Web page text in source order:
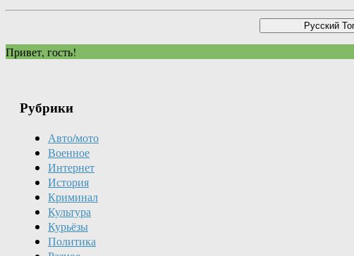
Привет, гость!
Рубрики
Авто/мото
Военное
Интернет
История
Криминал
Культура
Курьёзы
Политика